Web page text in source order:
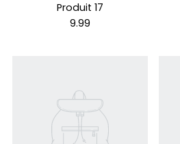
Produit 17
9.99